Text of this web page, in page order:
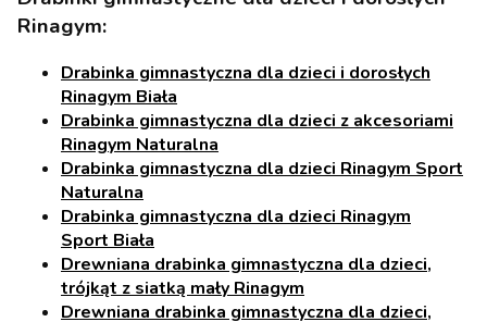
Rinagym:
Drabinka gimnastyczna dla dzieci i dorosłych
Rinagym Biała
Drabinka gimnastyczna dla dzieci z akcesoriami
Rinagym Naturalna
Drabinka gimnastyczna dla dzieci Rinagym Sport
Naturalna
Drabinka gimnastyczna dla dzieci Rinagym
Sport Biała
Drewniana drabinka gimnastyczna dla dzieci,
trójkąt z siatką mały Rinagym
Drewniana drabinka gimnastyczna dla dzieci,